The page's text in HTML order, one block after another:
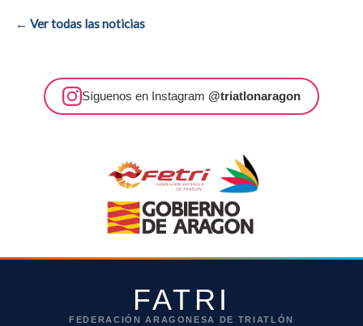
← Ver todas las noticias
Síguenos en Instagram @triatlonaragon
FATRI
FEDERACIÓN ARAGONESA DE TRIATLÓN